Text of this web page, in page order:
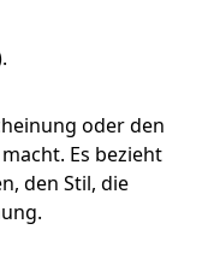
oder den
Es bezieht
den Stil, die